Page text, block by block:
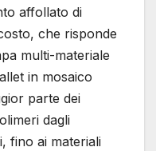
affollato di
che risponde
multi-materiale
in mosaico
parte dei
dagli
fino ai materiali